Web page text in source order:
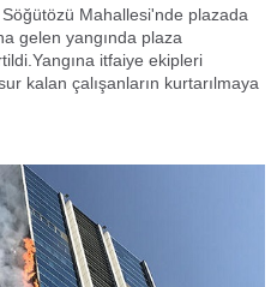
Mahallesi'nde plazada
gelen yangında plaza
itfaiye ekipleri
kalan çalışanların kurtarılmaya